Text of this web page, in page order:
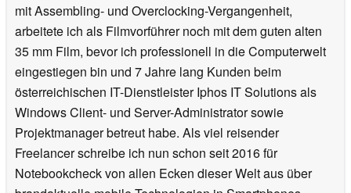
mit Assembling- und Overclocking-Vergangenheit,
arbeitete ich als Filmvorführer noch mit dem guten alten
35 mm Film, bevor ich professionell in die Computerwelt
eingestiegen bin und 7 Jahre lang Kunden beim
österreichischen IT-Dienstleister Iphos IT Solutions als
Windows Client- und Server-Administrator sowie
Projektmanager betreut habe. Als viel reisender
Freelancer schreibe ich nun schon seit 2016 für
Notebookcheck von allen Ecken dieser Welt aus über